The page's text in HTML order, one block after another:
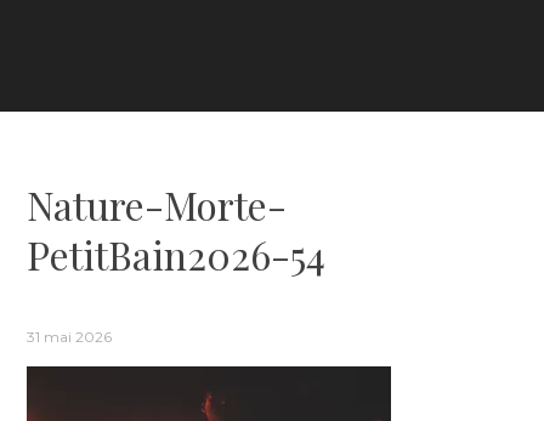
Nature-Morte-
PetitBain2026-54
31 mai 2026